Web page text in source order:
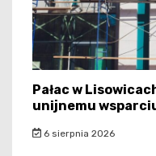
Pałac w
unijnemu
6 sierpnia 2026